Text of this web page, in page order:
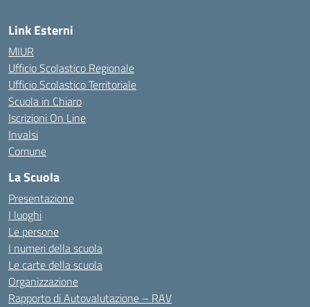
Link Esterni
MIUR
Ufficio Scolastico Regionale
Ufficio Scolastico Territoriale
Scuola in Chiaro
Iscrizioni On Line
Invalsi
Comune
La Scuola
Presentazione
I luoghi
Le persone
I numeri della scuola
Le carte della scuola
Organizzazione
Rapporto di Autovalutazione – RAV